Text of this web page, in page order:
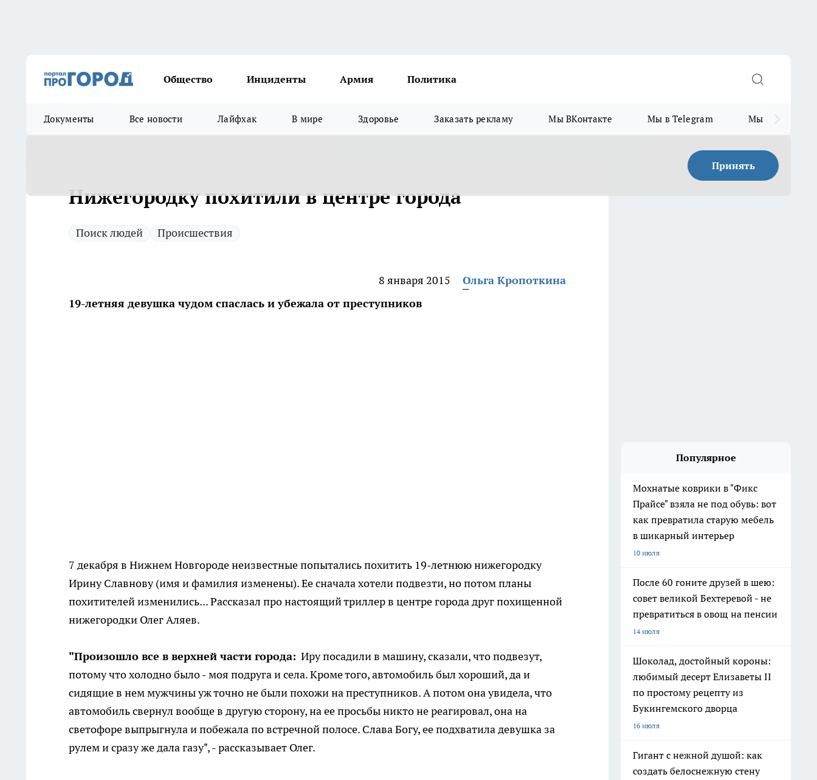
Общество Инциденты Армия Политика
Документы Все новости Лайфхак В мире Здоровье Заказать рекламу Мы ВКонтакте Мы в Telegram Мы в MAX
Принять
Нижегородку похитили в центре города
Поиск людей Происшествия
8 января 2015
Ольга Кропоткина
19-летняя девушка чудом спаслась и убежала от преступников
7 декабря в Нижнем Новгороде неизвестные попытались похитить 19-летнюю нижегородку
Ирину Славнову (имя и фамилия изменены). Ее сначала хотели подвезти, но потом планы
похитителей изменились... Рассказал про настоящий триллер в центре города друг похищенной
нижегородки Олег Аляев.
"Произошло все в верхней части города: Иру посадили в машину, сказали, что подвезут,
потому что холодно было - моя подруга и села. Кроме того, автомобиль был хороший, да и
сидящие в нем мужчины уж точно не были похожи на преступников. А потом она увидела, что
автомобиль свернул вообще в другую сторону, на ее просьбы никто не реагировал, она на
светофоре выпрыгнула и побежала по встречной полосе. Слава Богу, ее подхватила девушка за
рулем и сразу же дала газу", - рассказывает Олег.
Популярное
Мохнатые коврики в "Фикс
Прайсе" взяла не под обувь: вот
как превратила старую мебель
в шикарный интерьер
10 июля
После 60 гоните друзей в шею:
совет великой Бехтеревой - не
превратиться в овощ на пенсии
14 июля
Шоколад, достойный короны:
любимый десерт Елизаветы II
по простому рецепту из
Букингемского дворца
16 июля
Гигант с нежной душой: как
создать белоснежную стену